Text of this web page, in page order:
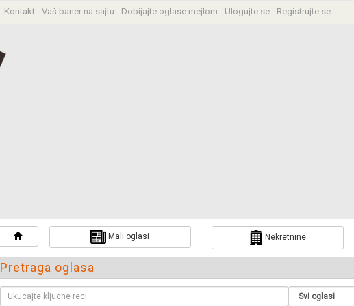
Kontakt Vaš baner na sajtu Dobijajte oglase mejlom Ulogujte se Registrujte se
Mali oglasi Nekretnine
Pretraga oglasa